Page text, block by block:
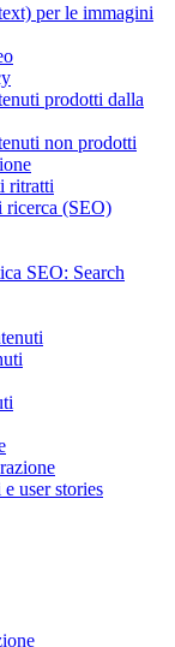
per le immagini
prodotti dalla
non prodotti
ritratti
ricerca (SEO)
SEO: Search
user stories